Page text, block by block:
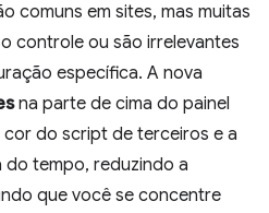
comuns em sites, mas muitas
controle ou são irrelevantes
específica. A nova
na parte de cima do painel
do script de terceiros e a
do tempo, reduzindo a
que você se concentre